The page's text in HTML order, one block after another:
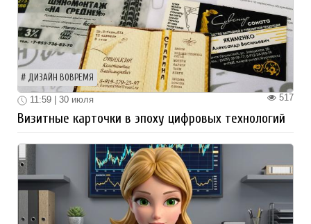
ДИЗАЙН ВОВРЕМЯ
517
11:59 | 30 июля
Визитные карточки в эпоху цифровых технологий